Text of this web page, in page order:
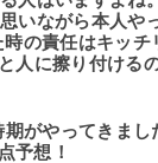
いながら本人や
時の責任はキッチ
人に擦り付ける
がやってきまし
予想！